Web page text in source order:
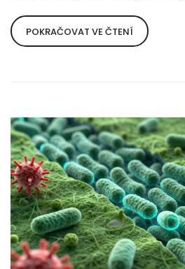
POKRAČOVAT VE ČTENÍ